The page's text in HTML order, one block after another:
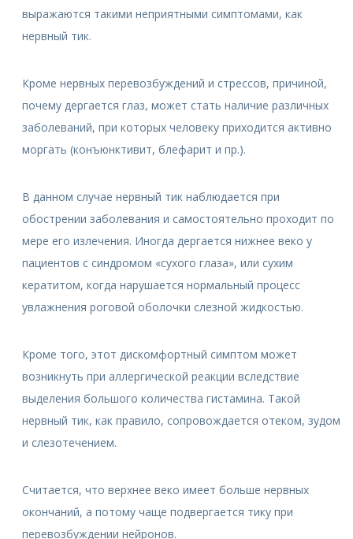
выражаются такими неприятными симптомами, как
нервный тик.
Кроме нервных перевозбуждений и стрессов, причиной,
почему дергается глаз, может стать наличие различных
заболеваний, при которых человеку приходится активно
моргать (конъюнктивит, блефарит и пр.).
В данном случае нервный тик наблюдается при
обострении заболевания и самостоятельно проходит по
мере его излечения. Иногда дергается нижнее веко у
пациентов с синдромом «сухого глаза», или сухим
кератитом, когда нарушается нормальный процесс
увлажнения роговой оболочки слезной жидкостью.
Кроме того, этот дискомфортный симптом может
возникнуть при аллергической реакции вследствие
выделения большого количества гистамина. Такой
нервный тик, как правило, сопровождается отеком, зудом
и слезотечением.
Считается, что верхнее веко имеет больше нервных
окончаний, а потому чаще подвергается тику при
перевозбуждении нейронов.